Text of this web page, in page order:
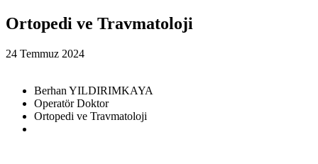
Ortopedi ve Travmatoloji
24 Temmuz 2024
Berhan YILDIRIMKAYA
Operatör Doktor
Ortopedi ve Travmatoloji